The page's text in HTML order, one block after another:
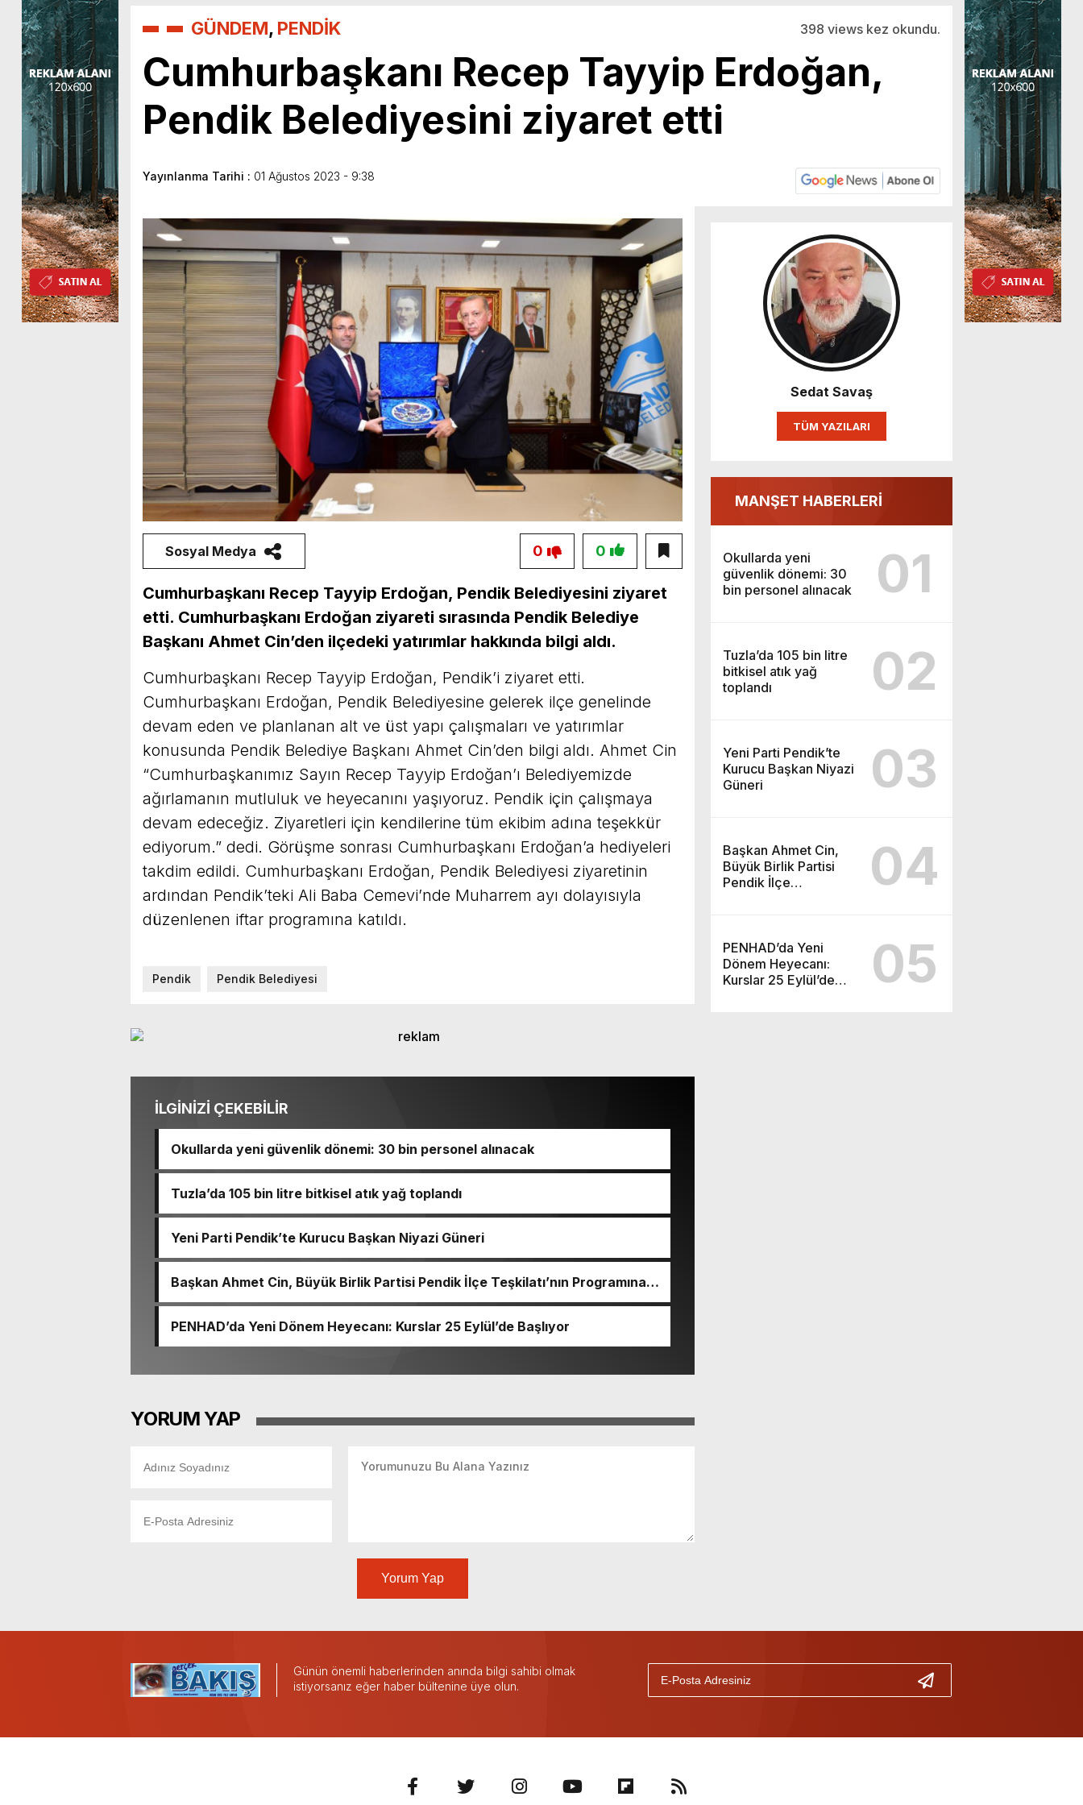
GÜNDEM, PENDİK 398 views kez okundu.
Cumhurbaşkanı Recep Tayyip Erdoğan,
Pendik Belediyesini ziyaret etti
Yayınlanma Tarihi : 01 Ağustos 2023 - 9:38
Sedat Savaş
TÜM YAZILARI
MANŞET HABERLERİ
Okullarda yeni
güvenlik dönemi: 30
bin personel alınacak
01
Tuzla’da 105 bin litre
bitkisel atık yağ
toplandı
02
Yeni Parti Pendik’te
Kurucu Başkan Niyazi
Güneri
03
Başkan Ahmet Cin,
Büyük Birlik Partisi
Pendik İlçe
04
PENHAD’da Yeni
Dönem Heyecanı:
Kurslar 25 Eylül’de
05
Sosyal Medya 0
0
Cumhurbaşkanı Recep Tayyip Erdoğan, Pendik Belediyesini ziyaret
etti. Cumhurbaşkanı Erdoğan ziyareti sırasında Pendik Belediye
Başkanı Ahmet Cin’den ilçedeki yatırımlar hakkında bilgi aldı.
Cumhurbaşkanı Recep Tayyip Erdoğan, Pendik’i ziyaret etti.
Cumhurbaşkanı Erdoğan, Pendik Belediyesine gelerek ilçe genelinde
devam eden ve planlanan alt ve üst yapı çalışmaları ve yatırımlar
konusunda Pendik Belediye Başkanı Ahmet Cin’den bilgi aldı. Ahmet Cin
“Cumhurbaşkanımız Sayın Recep Tayyip Erdoğan’ı Belediyemizde
ağırlamanın mutluluk ve heyecanını yaşıyoruz. Pendik için çalışmaya
devam edeceğiz. Ziyaretleri için kendilerine tüm ekibim adına teşekkür
ediyorum.” dedi. Görüşme sonrası Cumhurbaşkanı Erdoğan’a hediyeleri
takdim edildi. Cumhurbaşkanı Erdoğan, Pendik Belediyesi ziyaretinin
ardından Pendik’teki Ali Baba Cemevi’nde Muharrem ayı dolayısıyla
düzenlenen iftar programına katıldı.
Pendik Pendik Belediyesi
İLGİNİZİ ÇEKEBİLİR
Okullarda yeni güvenlik dönemi: 30 bin personel alınacak
Tuzla’da 105 bin litre bitkisel atık yağ toplandı
Yeni Parti Pendik’te Kurucu Başkan Niyazi Güneri
Başkan Ahmet Cin, Büyük Birlik Partisi Pendik İlçe Teşkilatı’nın Programına
Katıldı
PENHAD’da Yeni Dönem Heyecanı: Kurslar 25 Eylül’de Başlıyor
YORUM YAP
Yorum Yap
Günün önemli haberlerinden anında bilgi sahibi olmak
istiyorsanız eğer haber bültenine üye olun.